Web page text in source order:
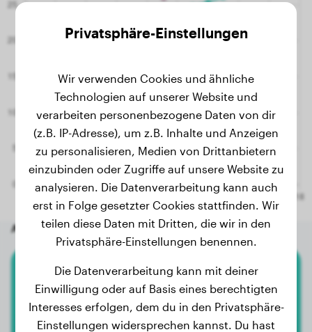
Andere zufällige Hunde
Weimaraner
Dex
Privatsphäre-Einstellungen
Wir verwenden Cookies und ähnliche
Technologien auf unserer Website und
verarbeiten personenbezogene Daten von dir
(z.B. IP-Adresse), um z.B. Inhalte und Anzeigen
zu personalisieren, Medien von Drittanbietern
einzubinden oder Zugriffe auf unsere Website zu
analysieren. Die Datenverarbeitung kann auch
erst in Folge gesetzter Cookies stattfinden. Wir
teilen diese Daten mit Dritten, die wir in den
Privatsphäre-Einstellungen benennen.
Die Datenverarbeitung kann mit deiner
Einwilligung oder auf Basis eines berechtigten
Interesses erfolgen, dem du in den Privatsphäre-
Einstellungen widersprechen kannst. Du hast